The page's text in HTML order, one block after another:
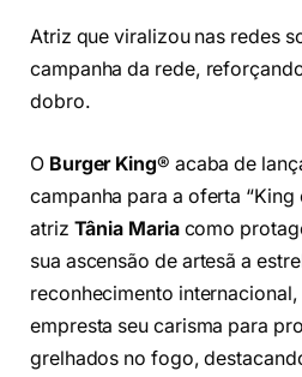
Atriz que viralizou nas redes
campanha da rede,
dobro.
O Burger King® acaba de
campanha para a oferta “King
atriz Tânia Mariacomo
sua ascensão de artesã a
reconhecimento
empresta seu carisma para
grelhados no fogo,